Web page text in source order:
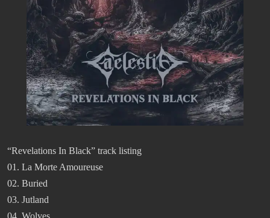
“Revelations In Black” track listing
01. La Morte Amoureuse
02. Buried
03. Jutland
04. Wolves